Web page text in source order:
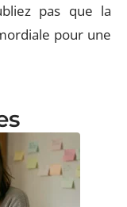
pas que la
pour une